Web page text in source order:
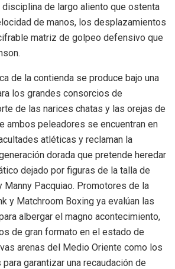
de largo aliento que ostenta
de manos, los desplazamientos
matriz de golpeo defensivo que
de la contienda se produce bajo una
los grandes consorcios de
de las narices chatas y las orejas de
ambos peleadores se encuentran en
atléticas y reclaman la
dorada que pretende heredar
dejado por figuras de la talla de
Manny Pacquiao. Promotores de la
y Matchroom Boxing ya evalúan las
albergar el magno acontecimiento,
de gran formato en el estado de
arenas del Medio Oriente como los
garantizar una recaudación de